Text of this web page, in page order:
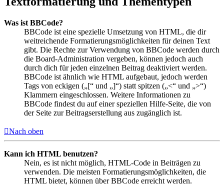
Was ist BBCode?
BBCode ist eine spezielle Umsetzung von HTML, die dir
weitreichende Formatierungsmöglichkeiten für deinen Text
gibt. Die Rechte zur Verwendung von BBCode werden durch
die Board-Administration vergeben, können jedoch auch
durch dich für jeden einzelnen Beitrag deaktiviert werden.
BBCode ist ähnlich wie HTML aufgebaut, jedoch werden
Tags von eckigen („[“ und „]“) statt spitzen („<“ und „>“)
Klammern eingeschlossen. Weitere Informationen zu
BBCode findest du auf einer speziellen Hilfe-Seite, die von
der Seite zur Beitragserstellung aus zugänglich ist.
Nach oben
Kann ich HTML benutzen?
Nein, es ist nicht möglich, HTML-Code in Beiträgen zu
verwenden. Die meisten Formatierungsmöglichkeiten, die
HTML bietet, können über BBCode erreicht werden.